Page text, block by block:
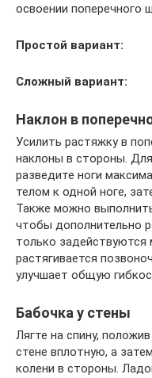
освоении поперечного
Простой вариант:
Сложный вариант:
Наклон в
Усилить растяжку в
наклоны в стороны.
разведите ноги
телом к одной ноге,
Также можно
чтобы дополнительно
только
растягивается
улучшает общую
Бабочка у стены
Лягте на спину,
стене вплотную, а
колени в стороны.